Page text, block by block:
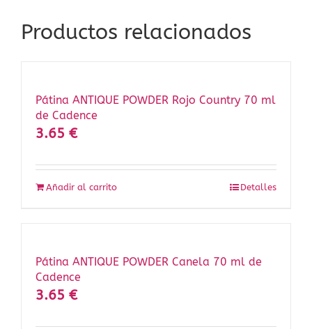
Productos relacionados
Pátina ANTIQUE POWDER Rojo Country 70 ml
de Cadence
3.65 €
Añadir al carrito Detalles
Pátina ANTIQUE POWDER Canela 70 ml de
Cadence
3.65 €